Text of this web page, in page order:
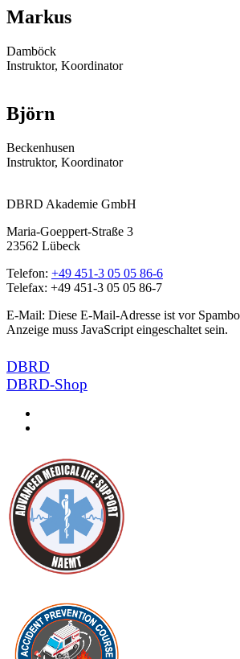
Markus
Damböck
Instruktor, Koordinator
Björn
Beckenhusen
Instruktor, Koordinator
DBRD Akademie GmbH
Maria-Goeppert-Straße 3
23562 Lübeck
Telefon: +49 451-3 05 05 86-6
Telefax: +49 451-3 05 05 86-7
E-Mail: Diese E-Mail-Adresse ist vor
Anzeige muss JavaScript eingeschaltet sein.
DBRD
DBRD-Shop